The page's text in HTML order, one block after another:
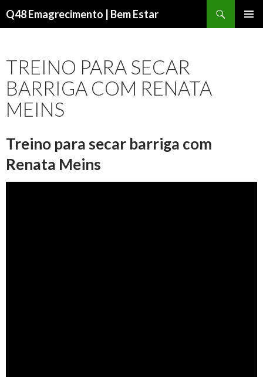
Q48 Emagrecimento | Bem Estar
CONTEÚDO
TREINO PARA SECAR
BARRIGA COM RENATA
MEINS
Treino para secar barriga com
Renata Meins